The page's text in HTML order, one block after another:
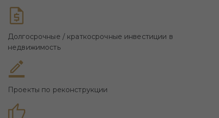
Долгосрочные / краткосрочные инвестиции в
недвижимость
Проекты по реконструкции